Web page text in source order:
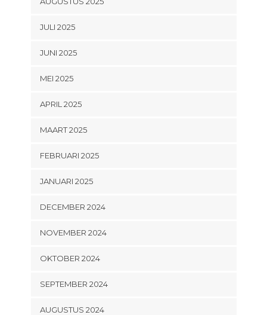
JULI 2025
JUNI 2025
MEI 2025
APRIL 2025
MAART 2025
FEBRUARI 2025
JANUARI 2025
DECEMBER 2024
NOVEMBER 2024
OKTOBER 2024
SEPTEMBER 2024
AUGUSTUS 2024